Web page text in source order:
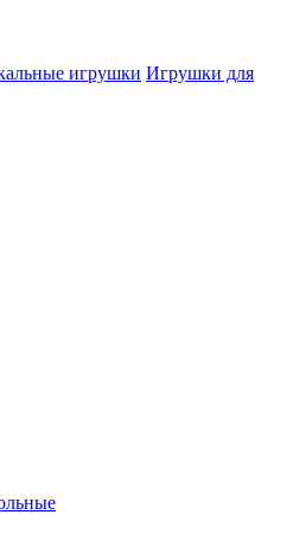
игрушки Игрушки для